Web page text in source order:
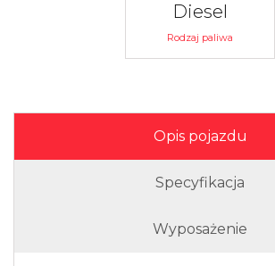
Diesel
Rodzaj paliwa
Opis pojazdu
Specyfikacja
Wyposażenie